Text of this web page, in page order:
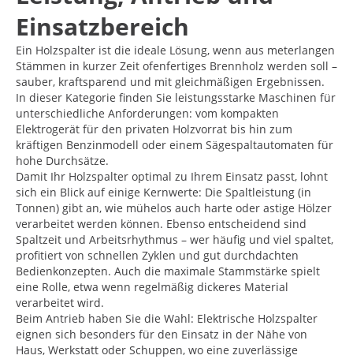
Einsatzbereich
Ein Holzspalter ist die ideale Lösung, wenn aus meterlangen
Stämmen in kurzer Zeit ofenfertiges Brennholz werden soll –
sauber, kraftsparend und mit gleichmäßigen Ergebnissen.
In dieser Kategorie finden Sie leistungsstarke Maschinen für
unterschiedliche Anforderungen: vom kompakten
Elektrogerät für den privaten Holzvorrat bis hin zum
kräftigen Benzinmodell oder einem Sägespaltautomaten für
hohe Durchsätze.
Damit Ihr Holzspalter optimal zu Ihrem Einsatz passt, lohnt
sich ein Blick auf einige Kernwerte: Die Spaltleistung (in
Tonnen) gibt an, wie mühelos auch harte oder astige Hölzer
verarbeitet werden können. Ebenso entscheidend sind
Spaltzeit und Arbeitsrhythmus – wer häufig und viel spaltet,
profitiert von schnellen Zyklen und gut durchdachten
Bedienkonzepten. Auch die maximale Stammstärke spielt
eine Rolle, etwa wenn regelmäßig dickeres Material
verarbeitet wird.
Beim Antrieb haben Sie die Wahl: Elektrische Holzspalter
eignen sich besonders für den Einsatz in der Nähe von
Haus, Werkstatt oder Schuppen, wo eine zuverlässige